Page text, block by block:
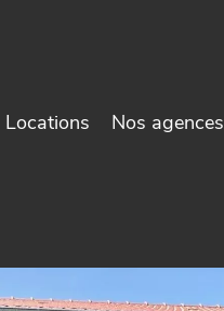
Locations Nos agences